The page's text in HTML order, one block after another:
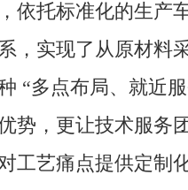
依托标准化的生产
，实现了从原材料
“多点布局、就近
势，更让技术服务
工艺痛点提供定制